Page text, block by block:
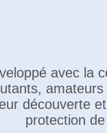
avec la
découverte
protection